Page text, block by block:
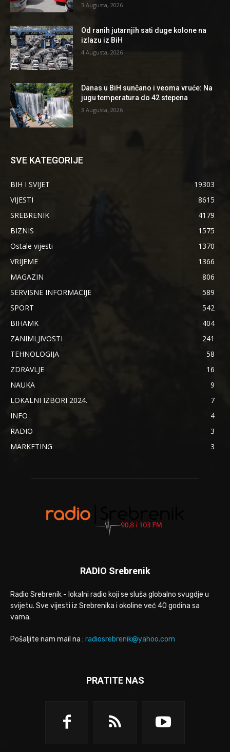
3 Augusta, 2026
Od ranih jutarnjih sati duge kolone na
izlazu iz BiH
4 Augusta, 2026
Danas u BiH sunčano i veoma vruće: Na
jugu temperatura do 42 stepena
3 Augusta, 2026
SVE KATEGORIJE
BIH I SVIJET
19303
VIJESTI
8615
SREBRENIK
4179
BIZNIS
1575
Ostale vijesti
1370
VRIJEME
1366
MAGAZIN
806
SERVISNE INFORMACIJE
589
SPORT
542
BIHAMK
404
ZANIMLJIVOSTI
241
TEHNOLOGIJA
58
ZDRAVLJE
16
NAUKA
9
LOKALNI IZBORI 2024.
7
INFO
4
RADIO
3
MARKETING
3
RADIO Srebrenik
Radio Srebrenik - lokalni radio koji se sluša globalno svugdje u
svijetu. Sve vijesti iz Srebrenika i okoline već 40 godina sa
vama.
Pošaljite nam mail na : radiosrebrenik@yahoo.com
PRATITE NAS